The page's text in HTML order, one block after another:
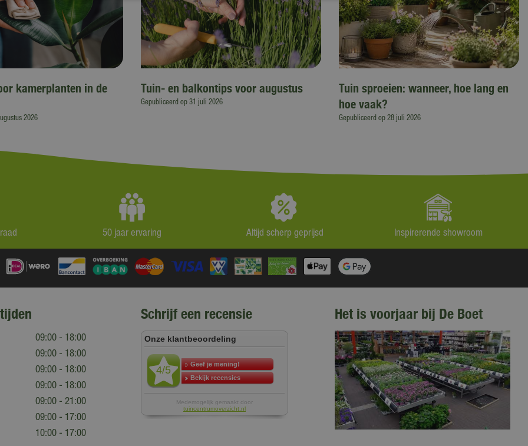
kamerplanten in de
2026
Tuin- en balkontips voor augustus
Gepubliceerd op 31 juli 2026
Tuin sproeien: wanneer, hoe lang en
hoe vaak?
Gepubliceerd op 28 juli 2026
50 jaar ervaring Altijd scherp geprijsd Inspirerende showroom
09:00 - 18:00
09:00 - 18:00
09:00 - 18:00
09:00 - 18:00
09:00 - 21:00
09:00 - 17:00
10:00 - 17:00
Het is voorjaar bij De Boet
Schrijf een recensie